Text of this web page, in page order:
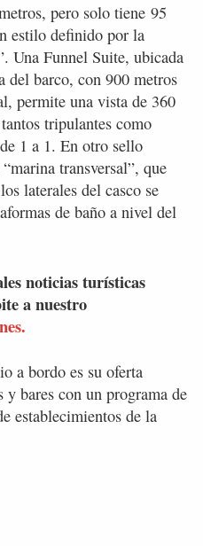
pero solo tiene 95
estilo definido por la
Una Funnel Suite, ubicada
del barco, con 900 metros
permite una vista de 360
tripulantes como
1 a 1. En otro sello
transversal”, que
laterales del casco se
de baño a nivel del
noticias turísticas
a nuestro
a bordo es su oferta
bares con un programa de
establecimientos de la